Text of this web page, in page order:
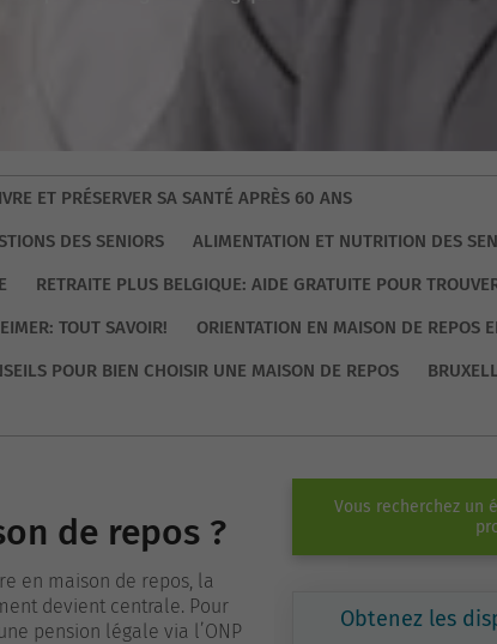
ET PRÉSERVER SA SANTÉ APRÈS 60 ANS
DES SENIORS
ALIMENTATION ET NUTRITION DES
RETRAITE PLUS BELGIQUE: AIDE GRATUITE POUR
TOUT SAVOIR!
ORIENTATION EN MAISON DE REPOS
POUR BIEN CHOISIR UNE MAISON DE REPOS
de repos ?
en maison de repos, la
devient centrale. Pour
pension légale via l’ONP
Vous recherchez un
Obtenez les